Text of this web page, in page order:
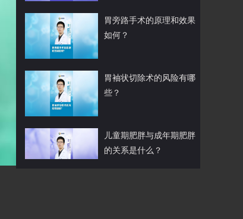
胃旁路手术的原理和效果
如何？
胃袖状切除术的风险有哪
些？
儿童期肥胖与成年期肥胖
的关系是什么？